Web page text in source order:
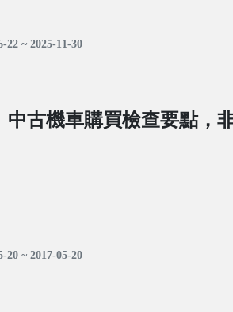
22 ~ 2025-11-30
中古機車購買檢查要點，
20 ~ 2017-05-20